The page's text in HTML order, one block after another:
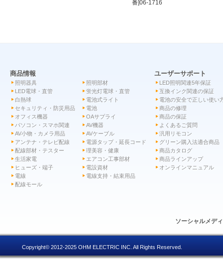
番]06-1716
商品情報
照明器具
照明部材
LED電球・直管
蛍光灯電球・直管
白熱球
電池式ライト
セキュリティ・防災用品
電池
オフィス機器
OAサプライ
パソコン・スマホ関連
AV機器
AV小物・カメラ用品
AVケーブル
アンテナ・テレビ配線
電源タップ・延長コード
配線部材・テスター
理美容・健康
生活家電
エアコン工事部材
ヒューズ・端子
電設資材
電線
電線支持・結束用品
配線モール
ユーザーサポート
LED照明関連5年保証
互換インク関連の保証
電池の安全で正しい使い
商品の修理
商品の保証
よくあるご質問
汎用リモコン
グリーン購入法適合商品
商品カタログ
商品ラインアップ
オンラインマニュアル
ソーシャルメデ
Copyright© 2012-2025 OHM ELECTRIC INC. All Rights Reserved.